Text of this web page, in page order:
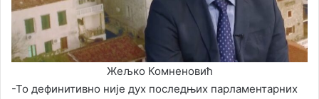
Жељко Комненовић
-То дефинитивно није дух последњих парламентарних